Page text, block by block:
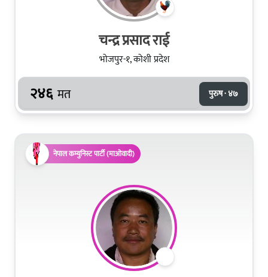
चन्द्र प्रसाद राई
भोजपुर-१, कोशी प्रदेश
२४६ मत पुरुष · ४७
नेपाल कम्युनिस्ट पार्टी (माओवादी)